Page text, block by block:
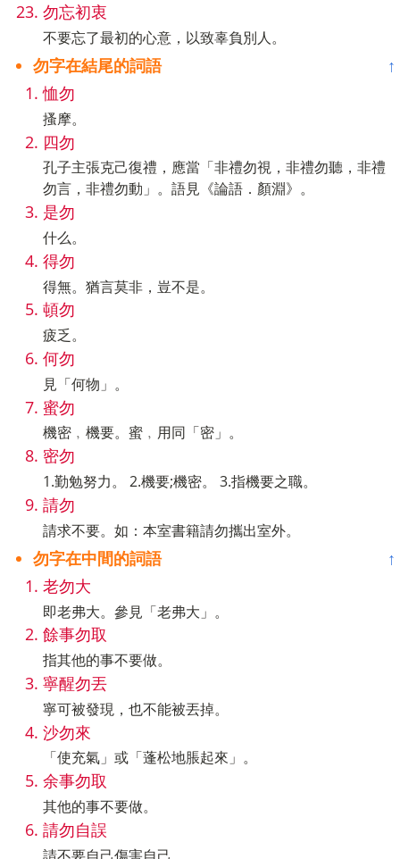
勿忘初衷
不要忘了最初的心意，以致辜負別人。
勿字在結尾的詞語
↑
恤勿
搔摩。
四勿
孔子主張克己復禮，應當「非禮勿視，非禮勿聽，非禮
勿言，非禮勿動」。語見《論語．顏淵》。
是勿
什么。
得勿
得無。猶言莫非，豈不是。
頓勿
疲乏。
何勿
見「何物」。
蜜勿
機密﹐機要。蜜﹐用同「密」。
密勿
1.勤勉努力。 2.機要;機密。 3.指機要之職。
請勿
請求不要。如：本室書籍請勿攜出室外。
勿字在中間的詞語
↑
老勿大
即老弗大。參見「老弗大」。
餘事勿取
指其他的事不要做。
寧醒勿丟
寧可被發現，也不能被丟掉。
沙勿來
「使充氣」或「蓬松地脹起來」。
余事勿取
其他的事不要做。
請勿自誤
請不要自己傷害自己。